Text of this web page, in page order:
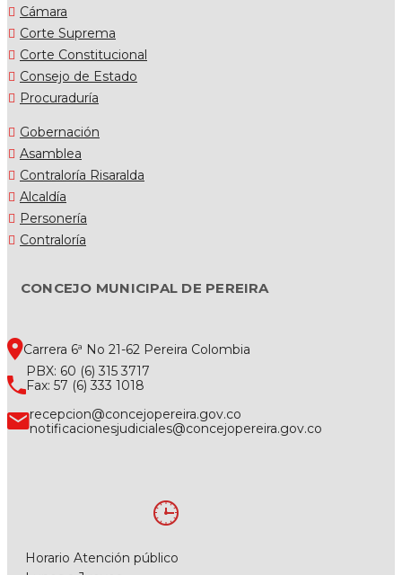
Cámara
Corte Suprema
Corte Constitucional
Consejo de Estado
Procuraduría
Gobernación
Asamblea
Contraloría Risaralda
Alcaldía
Personería
Contraloría
CONCEJO MUNICIPAL DE PEREIRA
Carrera 6ª No 21-62 Pereira Colombia
PBX: 60 (6) 315 3717
Fax: 57 (6) 333 1018
recepcion@concejopereira.gov.co
notificacionesjudiciales@concejopereira.gov.co
Horario Atención público